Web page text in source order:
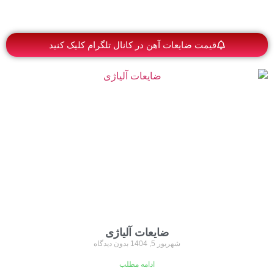
قیمت ضایعات آهن در کانال تلگرام کلیک کنید
ضایعات آلیاژی
شهریور 5, 1404 بدون دیدگاه
ادامه مطلب